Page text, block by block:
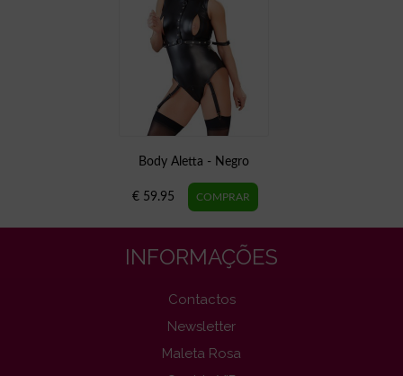
Body Aletta - Negro
€ 59.95
INFORMAÇÕES
Contactos
Newsletter
Maleta Rosa